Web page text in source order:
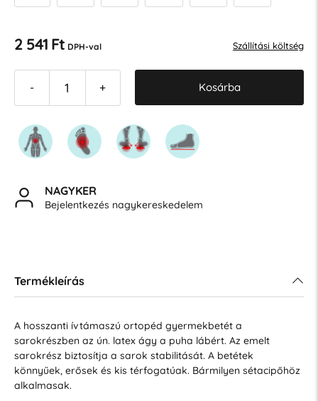
2 541 Ft DPH-val Szállítási költség
- + Kosárba
NAGYKER
Bejelentkezés nagykereskedelem
Termékleírás
A hosszanti ívtámaszú ortopéd gyermekbetét a
sarokrészben az ún. latex ágy a puha lábért. Az emelt
sarokrész biztosítja a sarok stabilitását. A betétek
könnyűek, erősek és kis térfogatúak. Bármilyen sétacipőhöz
alkalmasak.